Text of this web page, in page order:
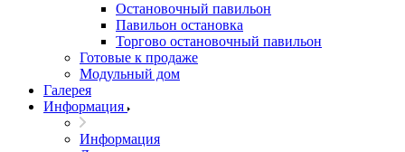
Остановочный павильон
Павильон остановка
Торгово остановочный павильон
Готовые к продаже
Модульный дом
Галерея
Информация
Информация